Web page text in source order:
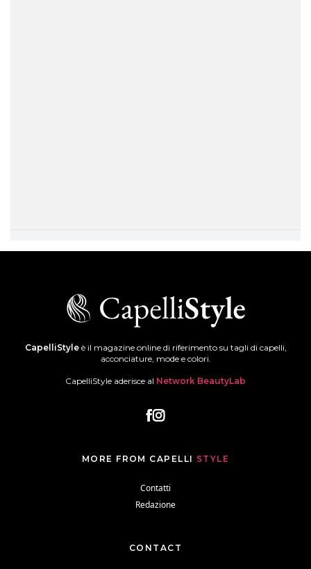
CapelliStyleè il magazine online di riferimento su tagli di capelli,
acconciature, mode e colori.
CapelliStyle aderisce al Network BeautyLab
MORE FROM CAPELLI STYLE
Contatti
Redazione
CONTACT